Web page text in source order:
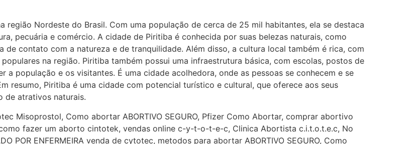
região Nordeste do Brasil. Com uma população de cerca de 25 mil habitantes, ela se destaca
pecuária e comércio. A cidade de Piritiba é conhecida por suas belezas naturais, como
de contato com a natureza e de tranquilidade. Além disso, a cultura local também é rica, com
na região. Piritiba também possui uma infraestrutura básica, com escolas, postos de
a população e os visitantes. É uma cidade acolhedora, onde as pessoas se conhecem e se
resumo, Piritiba é uma cidade com potencial turístico e cultural, que oferece aos seus
de atrativos naturais.
Misoprostol, Como abortar ABORTIVO SEGURO, Pfizer Como Abortar, comprar abortivo
fazer um aborto cintotek, vendas online c-y-t-o-t-e-c, Clinica Abortista c.i.t.o.t.e.c, No
POR ENFERMEIRA venda de cytotec, metodos para abortar ABORTIVO SEGURO, Como
G (1199866**** em
http://www.proaborto.com)
Mulheres vocês sabem dizer
quem já tomou os remédio se
depois que para de menstruar
começa a sair um líquido
22/05/2026 17:10:05
(879121**** em